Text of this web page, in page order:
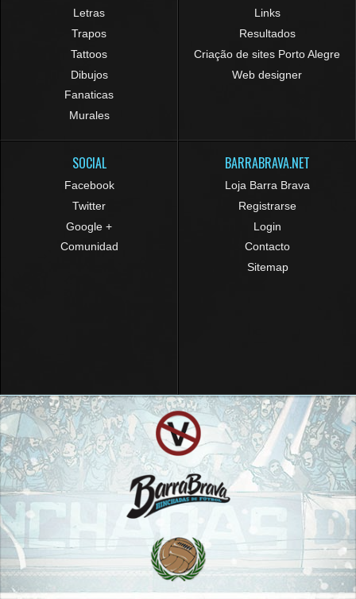
Letras
Trapos
Tattoos
Dibujos
Fanaticas
Murales
Links
Resultados
Criação de sites Porto Alegre
Web designer
SOCIAL
Facebook
Twitter
Google +
Comunidad
BARRABRAVA.NET
Loja Barra Brava
Registrarse
Login
Contacto
Sitemap